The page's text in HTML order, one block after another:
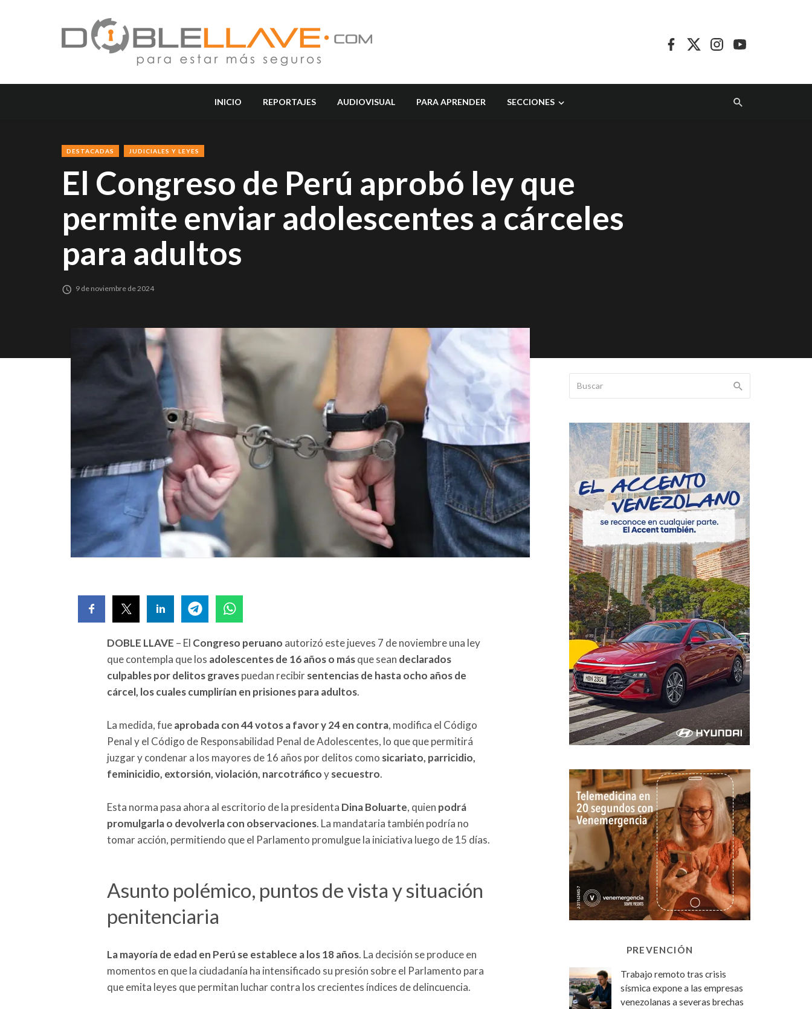
INICIO REPORTAJES AUDIOVISUAL PARA APRENDER SECCIONES
DESTACADAS JUDICIALES Y LEYES
El Congreso de Perú aprobó ley que
permite enviar adolescentes a cárceles
para adultos
9 de noviembre de 2024
DOBLE LLAVE – El Congreso peruano autorizó este jueves 7 de noviembre una ley
que contempla que los adolescentes de 16 años o másque sean declarados
culpables por delitos gravespuedan recibirsentencias de hasta ocho años de
cárcel, los cuales cumplirían en prisiones para adultos.
La medida, fueaprobada con 44 votos a favor y 24 en contra, modifica el Código
Penal y el Código de Responsabilidad Penal de Adolescentes, lo que que permitirá
juzgar y condenar a los mayores de 16 años por delitos como sicariato, parricidio,
feminicidio, extorsión, violación, narcotráficoysecuestro.
Esta norma pasa ahora al escritorio de la presidenta Dina Boluarte, quien podrá
promulgarla o devolverla con observaciones. La mandataria también podría no
tomar acción, permitiendo que el Parlamento promulgue la iniciativa luego de 15 días.
Asunto polémico, puntos de vista y situación
penitenciaria
La mayoría de edad en Perú se establece a los 18 años. La decisión se produce en
momentos en que la ciudadanía ha intensificado su presión sobre el Parlamento para
que emita leyes que permitan luchar contra los crecientes índices de delincuencia.
PREVENCIÓN
Trabajo remoto tras crisis
sísmica expone a las empresas
venezolanas a severas brechas